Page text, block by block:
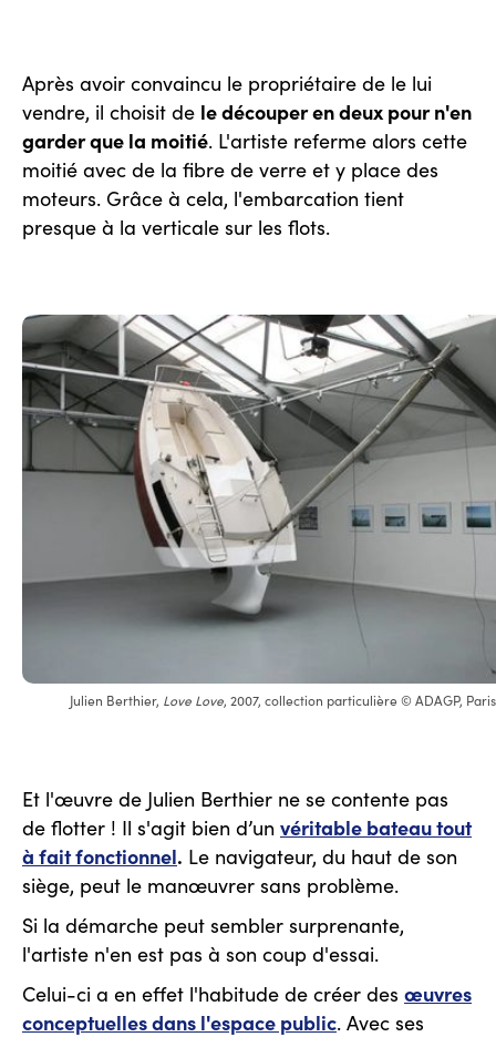
Après avoir convaincu le propriétaire de le lui
vendre, il choisit de le découper en deux pour n'en
garder que la moitié. L'artiste referme alors cette
moitié avec de la fibre de verre et y place des
moteurs. Grâce à cela, l'embarcation tient
presque à la verticale sur les flots.
Julien Berthier, Love Love, 2007, collection particulière © ADAGP,
Et l'œuvre de Julien Berthier ne se contente pas
de flotter ! Il s'agit bien d’un véritable bateau tout
à fait fonctionnel. Le navigateur, du haut de son
siège, peut le manœuvrer sans problème.
Si la démarche peut sembler surprenante,
l'artiste n'en est pas à son coup d'essai.
Celui-ci a en effet l'habitude de créer des œuvres
conceptuelles dans l'espace public. Avec ses